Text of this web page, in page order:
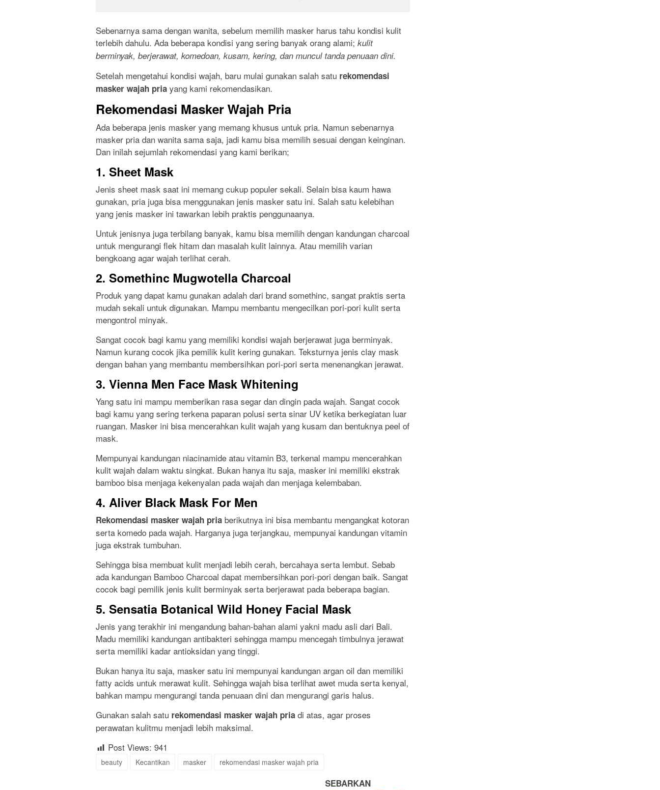
Sebenarnya sama dengan wanita, sebelum memilih masker harus tahu kondisi kulit
terlebih dahulu. Ada beberapa kondisi yang sering banyak orang alami; kulit
berminyak, berjerawat, komedoan, kusam, kering, dan muncul tanda penuaan dini.
Setelah mengetahui kondisi wajah, baru mulai gunakan salah satu rekomendasi
masker wajah pria yang kami rekomendasikan.
Rekomendasi Masker Wajah Pria
Ada beberapa jenis masker yang memang khusus untuk pria. Namun sebenarnya
masker pria dan wanita sama saja, jadi kamu bisa memilih sesuai dengan keinginan.
Dan inilah sejumlah rekomendasi yang kami berikan;
1. Sheet Mask
Jenis sheet mask saat ini memang cukup populer sekali. Selain bisa kaum hawa
gunakan, pria juga bisa menggunakan jenis masker satu ini. Salah satu kelebihan
yang jenis masker ini tawarkan lebih praktis penggunaanya.
Untuk jenisnya juga terbilang banyak, kamu bisa memilih dengan kandungan charcoal
untuk mengurangi flek hitam dan masalah kulit lainnya. Atau memilih varian
bengkoang agar wajah terlihat cerah.
2. Somethinc Mugwotella Charcoal
Produk yang dapat kamu gunakan adalah dari brand somethinc, sangat praktis serta
mudah sekali untuk digunakan. Mampu membantu mengecilkan pori-pori kulit serta
mengontrol minyak.
Sangat cocok bagi kamu yang memiliki kondisi wajah berjerawat juga berminyak.
Namun kurang cocok jika pemilik kulit kering gunakan. Teksturnya jenis clay mask
dengan bahan yang membantu membersihkan pori-pori serta menenangkan jerawat.
3. Vienna Men Face Mask Whitening
Yang satu ini mampu memberikan rasa segar dan dingin pada wajah. Sangat cocok
bagi kamu yang sering terkena paparan polusi serta sinar UV ketika berkegiatan luar
ruangan. Masker ini bisa mencerahkan kulit wajah yang kusam dan bentuknya peel of
mask.
Mempunyai kandungan niacinamide atau vitamin B3, terkenal mampu mencerahkan
kulit wajah dalam waktu singkat. Bukan hanya itu saja, masker ini memiliki ekstrak
bamboo bisa menjaga kekenyalan pada wajah dan menjaga kelembaban.
4. Aliver Black Mask For Men
Rekomendasi masker wajah pria berikutnya ini bisa membantu mengangkat kotoran
serta komedo pada wajah. Harganya juga terjangkau, mempunyai kandungan vitamin
juga ekstrak tumbuhan.
Sehingga bisa membuat kulit menjadi lebih cerah, bercahaya serta lembut. Sebab
ada kandungan Bamboo Charcoal dapat membersihkan pori-pori dengan baik. Sangat
cocok bagi pemilik jenis kulit berminyak serta berjerawat pada beberapa bagian.
5. Sensatia Botanical Wild Honey Facial Mask
Jenis yang terakhir ini mengandung bahan-bahan alami yakni madu asli dari Bali.
Madu memiliki kandungan antibakteri sehingga mampu mencegah timbulnya jerawat
serta memiliki kadar antioksidan yang tinggi.
Bukan hanya itu saja, masker satu ini mempunyai kandungan argan oil dan memiliki
fatty acids untuk merawat kulit. Sehingga wajah bisa terlihat awet muda serta kenyal,
bahkan mampu mengurangi tanda penuaan dini dan mengurangi garis halus.
Gunakan salah satu rekomendasi masker wajah pria di atas, agar proses
perawatan kulitmu menjadi lebih maksimal.
Post Views: 941
beauty Kecantikan masker rekomendasi masker wajah pria
SEBARKAN